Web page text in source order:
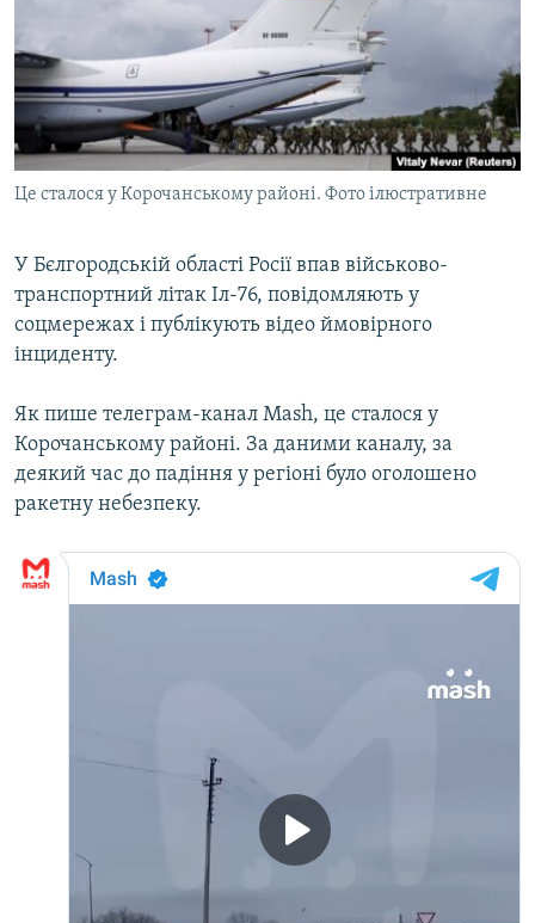
СВІДЧЕННЯ ОКУПАЦІЇ
УКРАЇНСЬКА ПРОБЛЕМА КРИМУ
ІНФОГРАФІКА
Русский
Qırımtatar
ДОЛУЧАЙСЯ!
Усі сайти RFE/RL
Це сталося у Корочанському районі. Фото ілюстративне
У Бєлгородській області Росії впав військово-
транспортний літак Іл-76, повідомляють у
соцмережах і публікують відео ймовірного
інциденту.
Як пише телеграм-канал Mash, це сталося у
Корочанському районі. За даними каналу, за
деякий час до падіння у регіоні було оголошено
ракетну небезпеку.